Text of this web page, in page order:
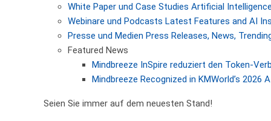
White Paper und Case Studies Artificial
Webinare und Podcasts Latest Features and AI
Presse und Medien Press Releases, News,
Featured News
Mindbreeze InSpire reduziert den Token-
Mindbreeze Recognized in KMWorld’s
Seien Sie immer auf dem neuesten Stand!